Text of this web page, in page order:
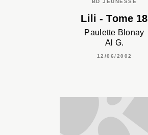
Lili - Tome 18
Paulette Blonay
Al G.
12/06/2002